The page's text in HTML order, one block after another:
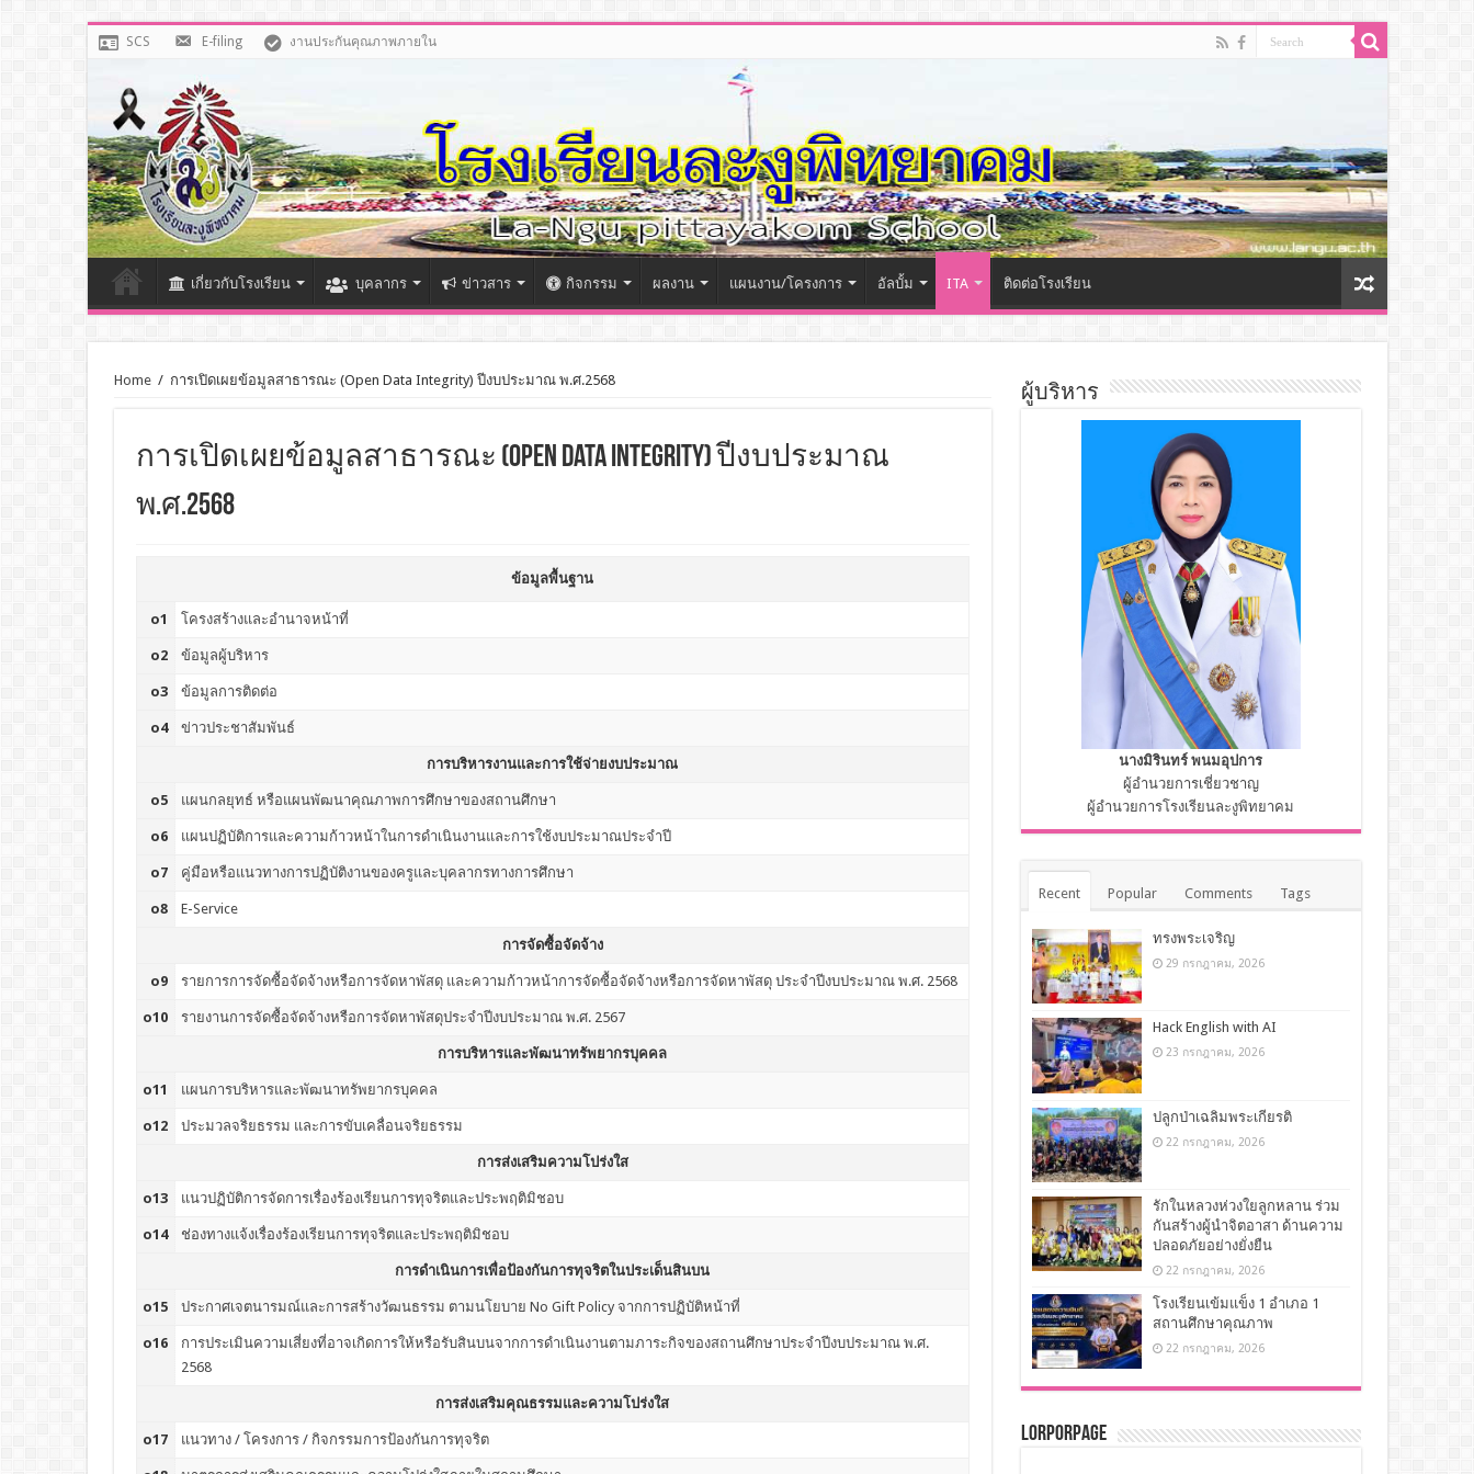
SCS E-filing งานประกันคุณภาพภายใน
เกี่ยวกับโรงเรียน บุคลากร ข่าวสาร กิจกรรม ผลงาน แผนงาน/โครงการ อัลบั้ม ITA ติดต่อโรงเรียน
Home / การเปิดเผยข้อมูลสาธารณะ (Open Data Integrity) ปีงบประมาณ พ.ศ.2568
การเปิดเผยข้อมูลสาธารณะ (Open Data Integrity) ปีงบประมาณ
พ.ศ.2568
ข้อมูลพื้นฐาน
o1 โครงสร้างและอำนาจหน้าที่
o2 ข้อมูลผู้บริหาร
o3 ข้อมูลการติดต่อ
o4 ข่าวประชาสัมพันธ์
การบริหารงานและการใช้จ่ายงบประมาณ
o5 แผนกลยุทธ์ หรือแผนพัฒนาคุณภาพการศึกษาของสถานศึกษา
o6 แผนปฏิบัติการและความก้าวหน้าในการดำเนินงานและการใช้งบประมาณประจำปี
o7 คู่มือหรือแนวทางการปฏิบัติงานของครูและบุคลากรทางการศึกษา
o8 E-Service
การจัดซื้อจัดจ้าง
o9 รายการการจัดซื้อจัดจ้างหรือการจัดหาพัสดุ และความก้าวหน้าการจัดซื้อจัดจ้างหรือการจัดหาพัสดุ ประจำปีงบประมาณ พ.ศ. 2568
o10 รายงานการจัดซื้อจัดจ้างหรือการจัดหาพัสดุประจำปีงบประมาณ พ.ศ. 2567
การบริหารและพัฒนาทรัพยากรบุคคล
o11 แผนการบริหารและพัฒนาทรัพยากรบุคคล
o12 ประมวลจริยธรรม และการขับเคลื่อนจริยธรรม
การส่งเสริมความโปร่งใส
o13 แนวปฏิบัติการจัดการเรื่องร้องเรียนการทุจริตและประพฤติมิชอบ
o14 ช่องทางแจ้งเรื่องร้องเรียนการทุจริตและประพฤติมิชอบ
การดำเนินการเพื่อป้องกันการทุจริตในประเด็นสินบน
o15 ประกาศเจตนารมณ์และการสร้างวัฒนธรรม ตามนโยบาย No Gift Policy จากการปฏิบัติหน้าที่
o16
การประเมินความเสี่ยงที่อาจเกิดการให้หรือรับสินบนจากการดำเนินงานตามภาระกิจของสถานศึกษาประจำปีงบประมาณ พ.ศ.
2568
การส่งเสริมคุณธรรมและความโปร่งใส
o17 แนวทาง / โครงการ / กิจกรรมการป้องกันการทุจริต
ผู้บริหาร
นางมิรินทร์ พนมอุปการ
ผู้อำนวยการเชี่ยวชาญ
ผู้อำนวยการโรงเรียนละงูพิทยาคม
Recent Popular Comments Tags
ทรงพระเจริญ
29 กรกฎาคม, 2026
Hack English with AI
23 กรกฎาคม, 2026
ปลูกป่าเฉลิมพระเกียรติ
22 กรกฎาคม, 2026
รักในหลวงห่วงใยลูกหลาน ร่วม
กันสร้างผู้นำจิตอาสา ด้านความ
ปลอดภัยอย่างยั่งยืน
22 กรกฎาคม, 2026
โรงเรียนเข้มแข็ง 1 อำเภอ 1
สถานศึกษาคุณภาพ
22 กรกฎาคม, 2026
LorPorPage